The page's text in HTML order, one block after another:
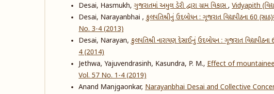
Desai, Hasmukh, ગુજરાતમાં અમુલ ડેરી દ્વારા ગ્રામ વિકાસ, Vidyapith
Desai, Narayanbhai ,કુલપતિશ્રીનું ઉદબોધન : ગૂજરાત વિદ્યાપીઠના 60
No. 3-4 (2013)
Desai, Narayan,કુલપતિશ્રી નારાયણ દેસાઈનું ઉદબોધન : ગૂજરાત
4 (2014)
Jethwa, Yajuvendrasinh, Kasundra, P. M., Effect of
Vol. 57 No. 1-4 (2019)
Anand Manjgaonkar, Narayanbhai Desai and Collective